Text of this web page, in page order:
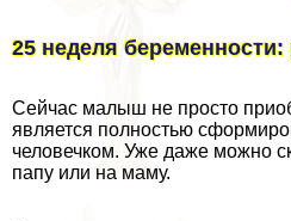
25 неделя беременности:
Сейчас малыш не просто
является полностью
человечком. Уже даже можно
папу или на маму.